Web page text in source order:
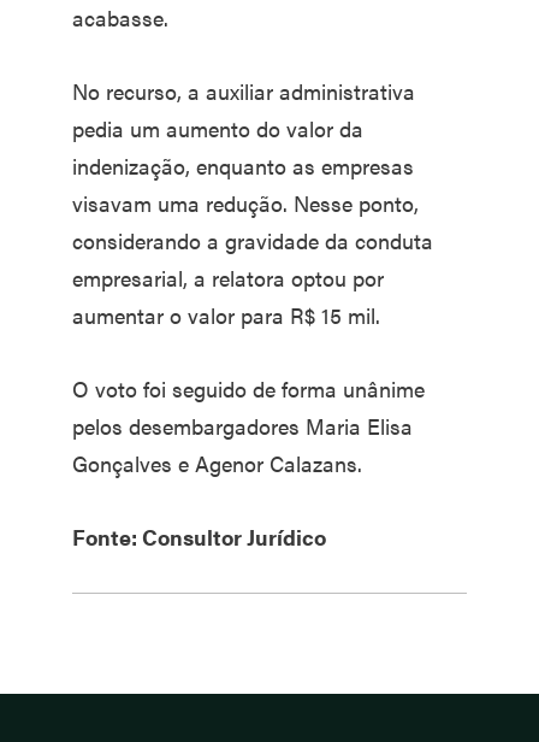
acabasse.
No recurso, a auxiliar administrativa
pedia um aumento do valor da
indenização, enquanto as empresas
visavam uma redução. Nesse ponto,
considerando a gravidade da conduta
empresarial, a relatora optou por
aumentar o valor para R$ 15 mil.
O voto foi seguido de forma unânime
pelos desembargadores Maria Elisa
Gonçalves e Agenor Calazans.
Fonte: Consultor Jurídico